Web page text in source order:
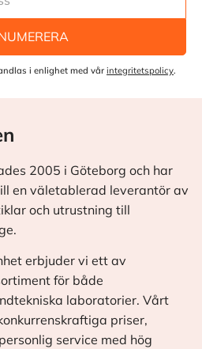
i enlighet med vår integritetspolicy.
2005 i Göteborg och har
en väletablerad leverantör av
och utrustning till
erbjuder vi ett av
för både
laboratorier. Vårt
priser,
service med hög